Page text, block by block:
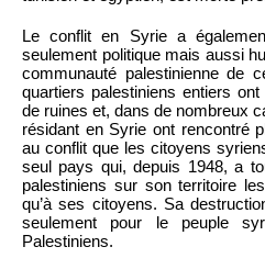
Le conflit en Syrie a
seulement politique mais aussi
communauté palestinienne de
quartiers palestiniens entiers
de ruines et, dans de nombreux
résidant en Syrie ont rencontré
au conflit que les citoyens
seul pays qui, depuis 1948, a
palestiniens sur son territoire
qu’à ses citoyens. Sa
seulement pour le peuple
Palestiniens.